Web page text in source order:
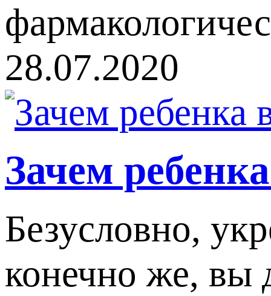
28.07.2020
Зачем
Безусловно,
конечно же, вы